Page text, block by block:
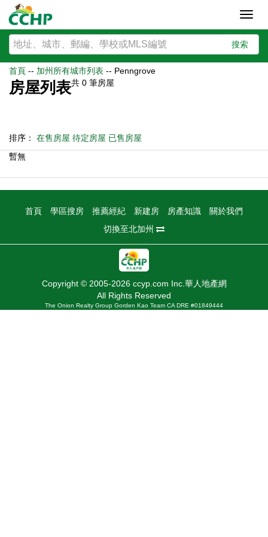
搜索
首頁 -- 加州所有城市列表 -- Penngrove
房屋列表共 0 筆房屋
排序： 在售房屋 待定房屋 已售房屋
暫無
首頁 學區搜房 推薦經紀 新建房 房產知識
關於我們
切換至北加州
Copyright © 2005-2026 ccyp.com Inc.華人地產網
All Rights Reserved
The Onion Realty Group Gorden Kao Team CA DRE #01849444